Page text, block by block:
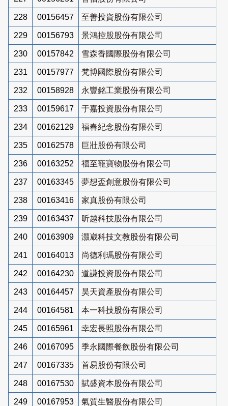
228 00156457 至善投資股份有限公司
229 00156793 景鴻控股股份有限公司
230 00157842 雪森香國際股份有限公司
231 00157977 梵博國際股份有限公司
232 00158928 永豐銘工業股份有限公司
233 00159617 于嘉投資股份有限公司
234 00162129 福春紀念股份有限公司
235 00162578 巨壯股份有限公司
236 00163252 福至寵寶物股份有限公司
237 00163345 夢想盃創意股份有限公司
238 00163416 家真股份有限公司
239 00163437 昕越科技股份有限公司
240 00163909 灝崴科技文教股份有限公司
241 00164013 尚德利瑪股份有限公司
242 00164230 道謙投資股份有限公司
243 00164457 昊天資產股份有限公司
244 00164581 本一科技股份有限公司
245 00165961 幸宏長照股份有限公司
246 00167095 季永國際餐飲股份有限公司
247 00167335 首易股份有限公司
248 00167530 賦盛資本股份有限公司
249 00167953 氣質生醫股份有限公司